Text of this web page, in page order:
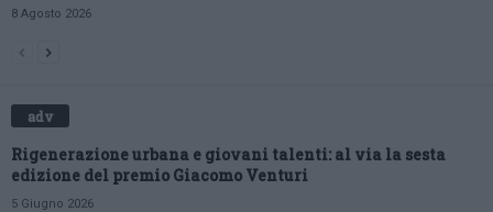
8 Agosto 2026
adv
Rigenerazione urbana e giovani talenti: al via la sesta
edizione del premio Giacomo Venturi
5 Giugno 2026